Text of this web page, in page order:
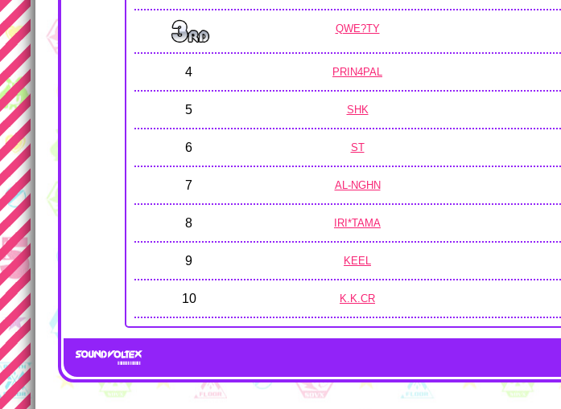
QWE?TY
4 PRIN4PAL
5 SHK
6 ST
7 AL-NGHN
8 IRI*TAMA
9 KEEL
10 K.K.CR